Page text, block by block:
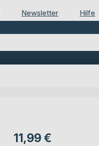
Newsletter Hilfe
11,99 €